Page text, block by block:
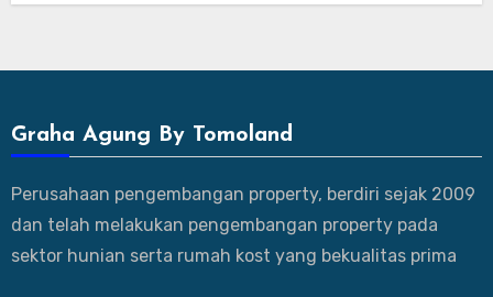
Graha Agung By Tomoland
Perusahaan pengembangan property, berdiri sejak 2009
dan telah melakukan pengembangan property pada
sektor hunian serta rumah kost yang bekualitas prima